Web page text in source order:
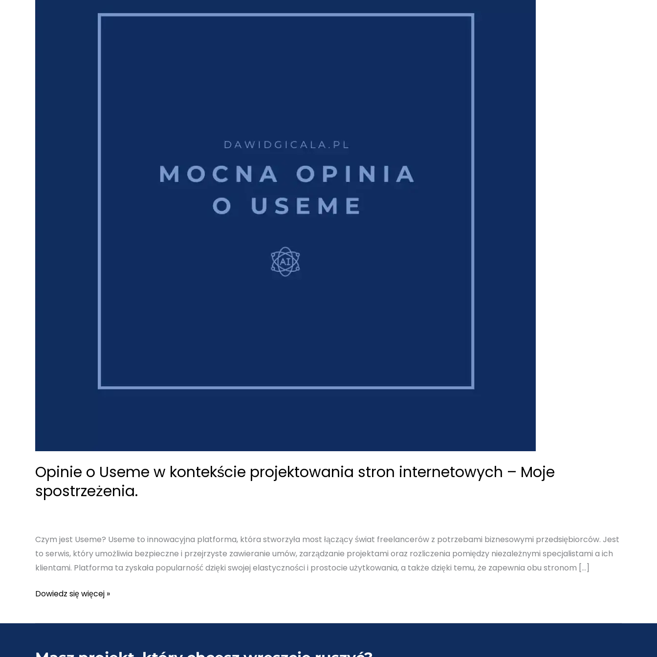
Opinie o Useme w kontekście projektowania stron internetowych – Moje
spostrzeżenia.
Czym jest Useme? Useme to innowacyjna platforma, która stworzyła most łączący świat freelancerów z potrzebami biznesowymi przedsiębiorców. Jest
to serwis, który umożliwia bezpieczne i przejrzyste zawieranie umów, zarządzanie projektami oraz rozliczenia pomiędzy niezależnymi specjalistami a ich
klientami. Platforma ta zyskała popularność dzięki swojej elastyczności i prostocie użytkowania, a także dzięki temu, że zapewnia obu stronom […]
Opinie
Useme
kontekście
Dowiedz się więcej »